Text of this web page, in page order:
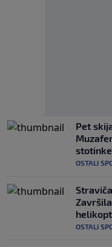
Pet
OSTALI
OSTALI